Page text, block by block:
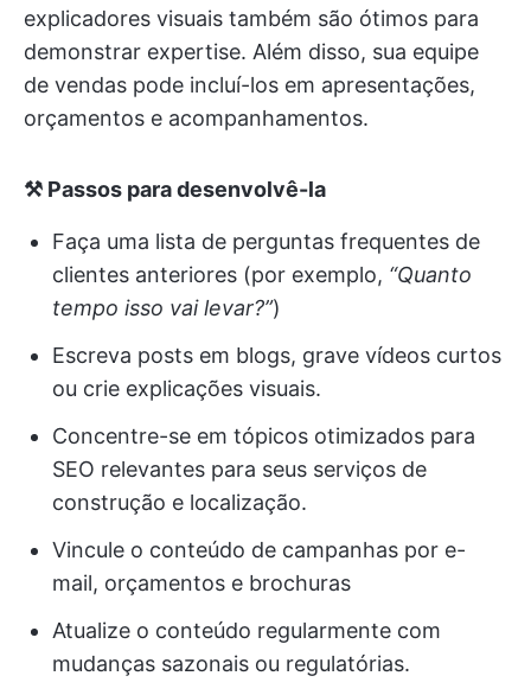
explicadores visuais também são ótimos para
demonstrar expertise. Além disso, sua equipe
de vendas pode incluí-los em apresentações,
orçamentos e acompanhamentos.
⚒️ Passos para desenvolvê-la
Faça uma lista de perguntas frequentes de
clientes anteriores (por exemplo, “Quanto
tempo isso vai levar?”)
Escreva posts em blogs, grave vídeos curtos
ou crie explicações visuais.
Concentre-se em tópicos otimizados para
SEO relevantes para seus serviços de
construção e localização.
Vincule o conteúdo de campanhas por e-
mail, orçamentos e brochuras
Atualize o conteúdo regularmente com
mudanças sazonais ou regulatórias.